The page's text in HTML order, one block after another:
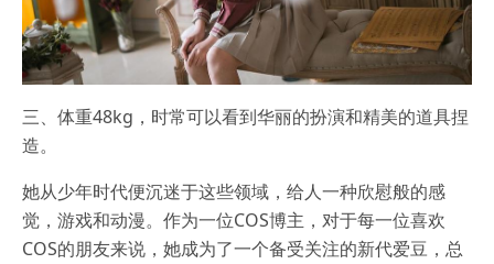
三、体重48kg，时常可以看到华丽的扮演和精美的道具捏
造。
她从少年时代便沉迷于这些领域，给人一种欣慰般的感
觉，游戏和动漫。作为一位COS博主，对于每一位喜欢
COS的朋友来说，她成为了一个备受关注的新代爱豆，总